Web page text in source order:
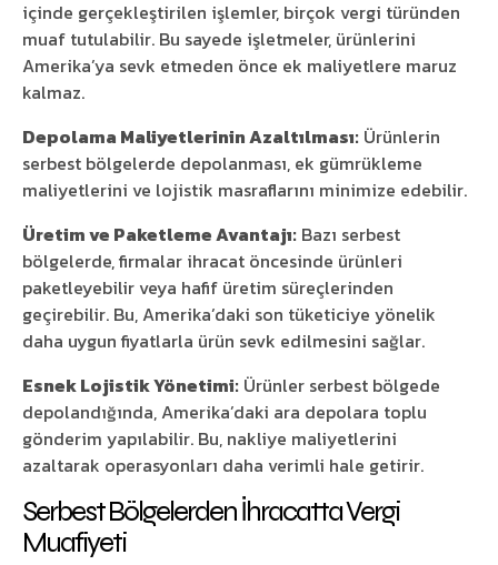
içinde gerçekleştirilen işlemler, birçok vergi türünden
muaf tutulabilir. Bu sayede işletmeler, ürünlerini
Amerika’ya sevk etmeden önce ek maliyetlere maruz
kalmaz.
Depolama Maliyetlerinin Azaltılması: Ürünlerin
serbest bölgelerde depolanması, ek gümrükleme
maliyetlerini ve lojistik masraflarını minimize edebilir.
Üretim ve Paketleme Avantajı: Bazı serbest
bölgelerde, firmalar ihracat öncesinde ürünleri
paketleyebilir veya hafif üretim süreçlerinden
geçirebilir. Bu, Amerika’daki son tüketiciye yönelik
daha uygun fiyatlarla ürün sevk edilmesini sağlar.
Esnek Lojistik Yönetimi: Ürünler serbest bölgede
depolandığında, Amerika’daki ara depolara toplu
gönderim yapılabilir. Bu, nakliye maliyetlerini
azaltarak operasyonları daha verimli hale getirir.
Serbest Bölgelerden İhracatta Vergi
Muafiyeti